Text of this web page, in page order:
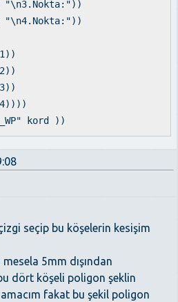
"\n3.Nokta:"))
"\n4.Nokta:"))
kord ))
seçip bu köşelerin kesişim
5mm dışından
dört köşeli poligon şeklin
fakat bu şekil poligon